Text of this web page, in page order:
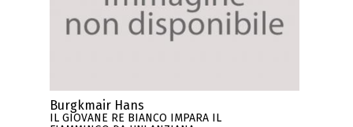
Burgkmair Hans
IL GIOVANE RE BIANCO IMPARA IL